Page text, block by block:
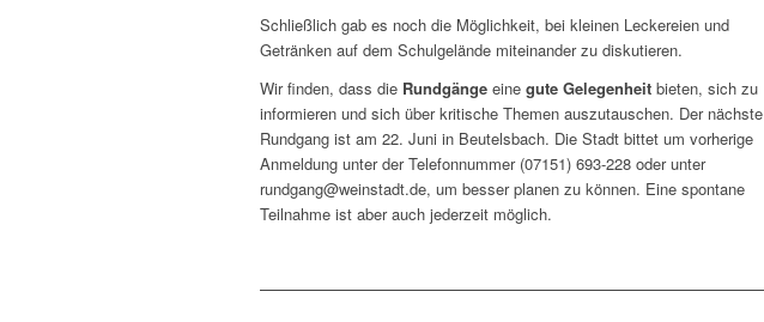
Schließlich gab es noch die Möglichkeit, bei kleinen Leckereien und
Getränken auf dem Schulgelände miteinander zu diskutieren.
Wir finden, dass die Rundgänge eine gute Gelegenheit bieten, sich zu
informieren und sich über kritische Themen auszutauschen. Der nächste
Rundgang ist am 22. Juni in Beutelsbach. Die Stadt bittet um vorherige
Anmeldung unter der Telefonnummer (07151) 693-228 oder unter
rundgang@weinstadt.de, um besser planen zu können. Eine spontane
Teilnahme ist aber auch jederzeit möglich.